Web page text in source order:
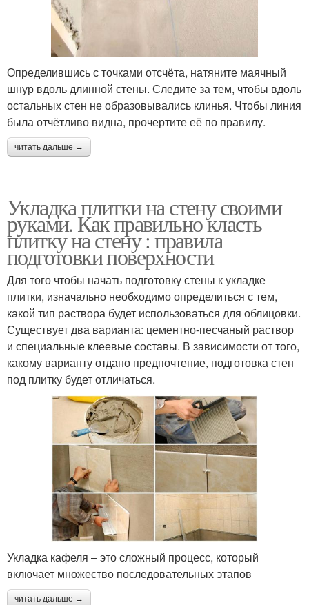
Определившись с точками отсчёта, натяните маячный
шнур вдоль длинной стены. Следите за тем, чтобы вдоль
остальных стен не образовывались клинья. Чтобы линия
была отчётливо видна, прочертите её по правилу.
читать дальше →
Укладка плитки на стену своими
руками. Как правильно класть
плитку на стену : правила
подготовки поверхности
Для того чтобы начать подготовку стены к укладке
плитки, изначально необходимо определиться с тем,
какой тип раствора будет использоваться для облицовки.
Существует два варианта: цементно-песчаный раствор
и специальные клеевые составы. В зависимости от того,
какому варианту отдано предпочтение, подготовка стен
под плитку будет отличаться.
Укладка кафеля – это сложный процесс, который
включает множество последовательных этапов
читать дальше →